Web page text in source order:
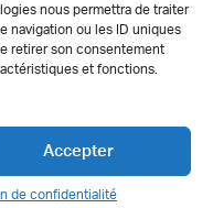
nous permettra de traiter
navigation ou les ID uniques
retirer son consentement
et fonctions.
Accepter
de confidentialité
de soins
(UE)